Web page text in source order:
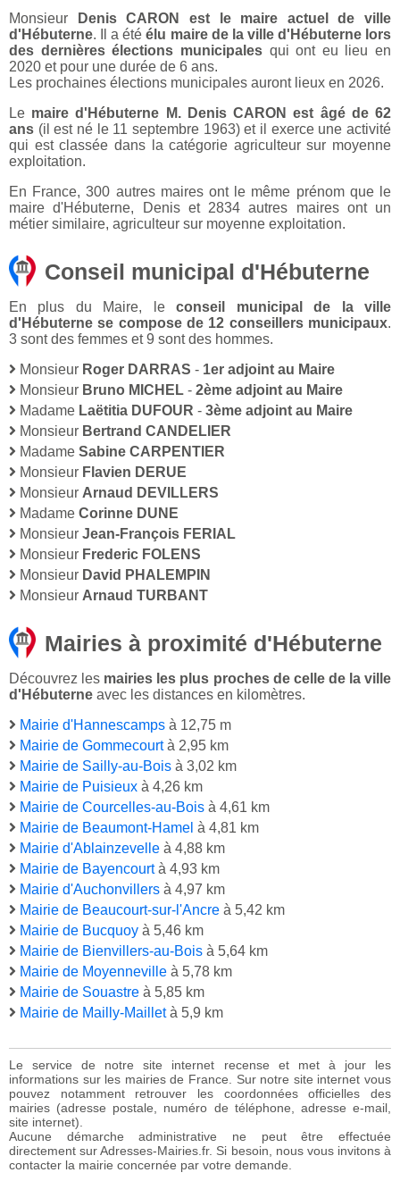
Monsieur
Denis CARON est le maire actuel de ville
d'Hébuterne. Il a étéélu maire de la ville d'Hébuterne lors
des dernières élections municipalesqui ont eu lieu en
2020 et pour une durée de 6 ans.
Les prochaines élections municipales auront lieux en 2026.
Le maire d'Hébuterne M. Denis CARON est âgé de 62
ans (il est né le 11 septembre 1963) et il exerce une activité
qui est classée dans la catégorie agriculteur sur moyenne
exploitation.
En France, 300 autres maires ont le même prénom que le
maire d'Hébuterne, Denis et 2834 autres maires ont un
métier similaire, agriculteur sur moyenne exploitation.
Conseil municipal d'Hébuterne
En plus du Maire, leconseil municipal de la ville
d'Hébuterne se compose de 12 conseillers municipaux.
3 sont des femmes et 9 sont des hommes.
Monsieur Roger DARRAS - 1er adjoint au Maire
Monsieur Bruno MICHEL - 2ème adjoint au Maire
Madame Laëtitia DUFOUR - 3ème adjoint au Maire
Monsieur Bertrand CANDELIER
Madame Sabine CARPENTIER
Monsieur Flavien DERUE
Monsieur Arnaud DEVILLERS
Madame Corinne DUNE
Monsieur Jean-François FERIAL
Monsieur Frederic FOLENS
Monsieur David PHALEMPIN
Monsieur Arnaud TURBANT
Mairies à proximité d'Hébuterne
Découvrez les mairies les plus proches de celle de la ville
d'Hébuterne avec les distances en kilomètres.
Mairie d'Hannescamps à 12,75 m
Mairie de Gommecourtà 2,95 km
Mairie de Sailly-au-Bois à 3,02 km
Mairie de Puisieux à 4,26 km
Mairie de Courcelles-au-Bois à 4,61 km
Mairie de Beaumont-Hamel à 4,81 km
Mairie d'Ablainzevelle à 4,88 km
Mairie de Bayencourtà 4,93 km
Mairie d'Auchonvillers à 4,97 km
Mairie de Beaucourt-sur-l'Ancre à 5,42 km
Mairie de Bucquoy à 5,46 km
Mairie de Bienvillers-au-Bois à 5,64 km
Mairie de Moyenneville à 5,78 km
Mairie de Souastre à 5,85 km
Mairie de Mailly-Mailletà 5,9 km
Le service de notre site internet recense et met à jour les
informations sur les mairies de France. Sur notre site internet vous
pouvez notamment retrouver les coordonnées officielles des
mairies (adresse postale, numéro de téléphone, adresse e-mail,
site internet).
Aucune démarche administrative ne peut être effectuée
directement sur Adresses-Mairies.fr. Si besoin, nous vous invitons à
contacter la mairie concernée par votre demande.